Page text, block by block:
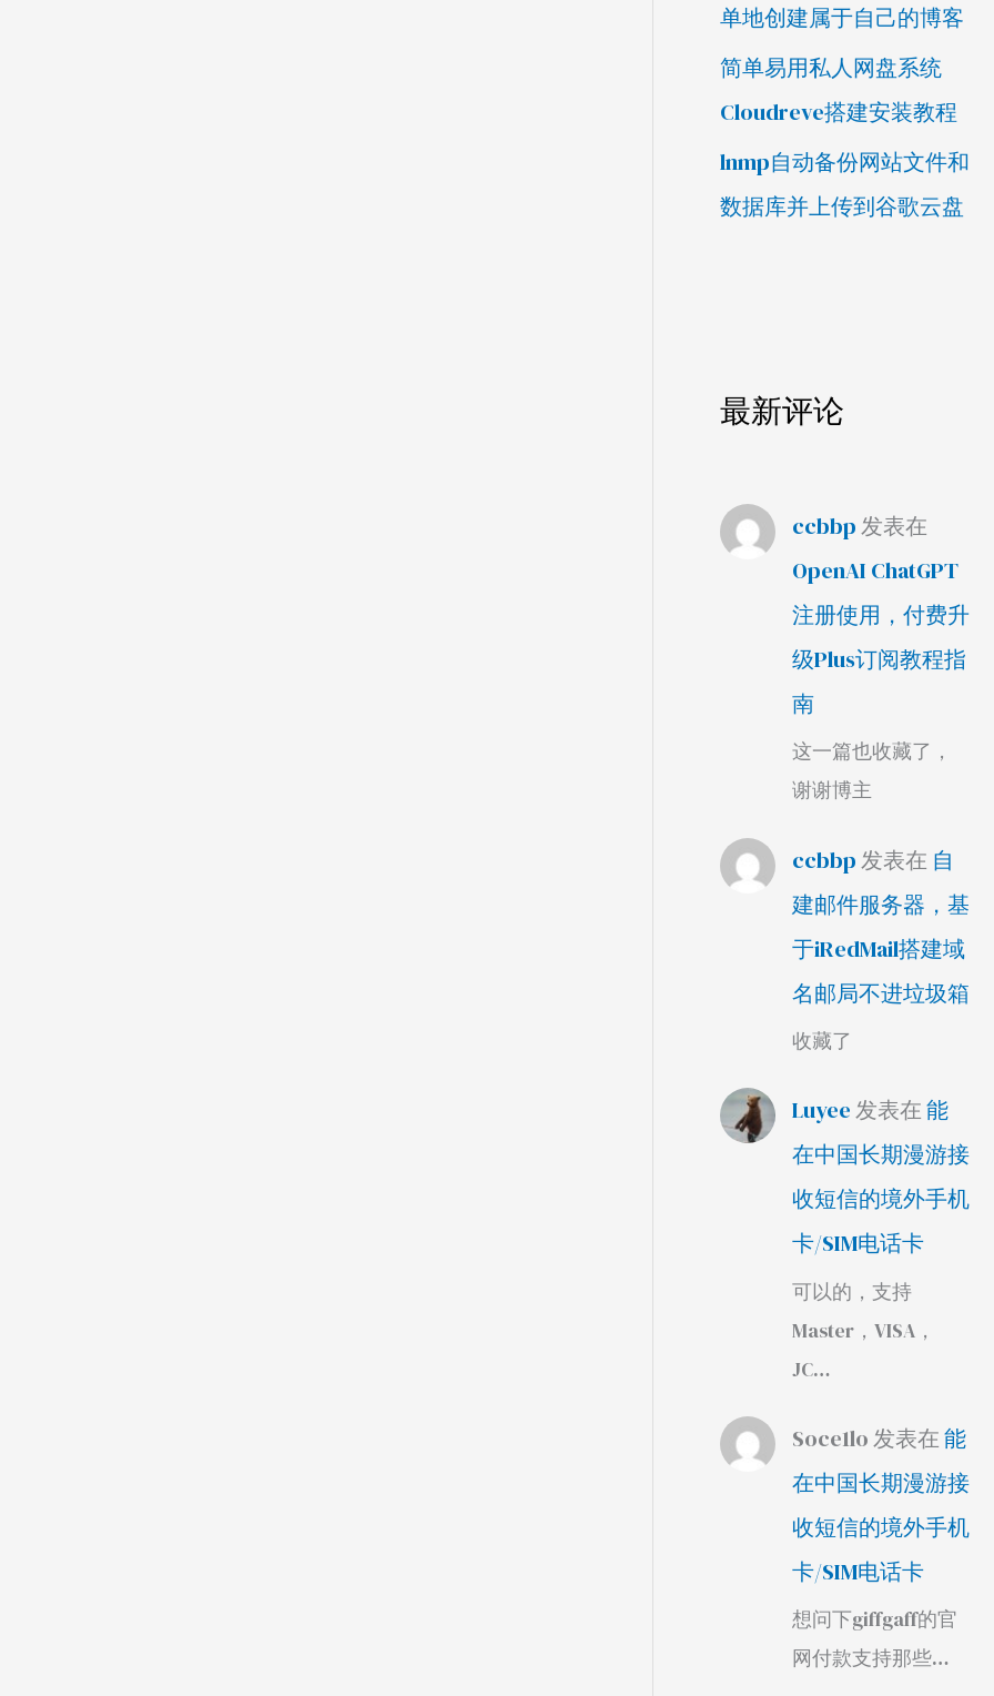
单地创建属于自己的博客
简单易用私人网盘系统
Cloudreve搭建安装教程
lnmp自动备份网站文件和
数据库并上传到谷歌云盘
最新评论
ccbbp发表在
OpenAI ChatGPT
注册使用，付费升
级Plus订阅教程指
南
这一篇也收藏了，
谢谢博主
ccbbp发表在 自
建邮件服务器，基
于iRedMail搭建域
名邮局不进垃圾箱
收藏了
Luyee发表在能
在中国长期漫游接
收短信的境外手机
卡/SIM电话卡
可以的，支持
Master，VISA，
JC…
Soce1lo发表在能
在中国长期漫游接
收短信的境外手机
卡/SIM电话卡
想问下giffgaff的官
网付款支持那些…